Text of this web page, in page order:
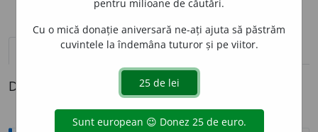
definiții (1) pronunțievolume_up (50)
Definiția cu ID-ul 1289112:
pentru milioane de căutări.
Cu o mică donație aniversară ne-ați ajuta să păstrăm
cuvintele la îndemâna tuturor și pe viitor.